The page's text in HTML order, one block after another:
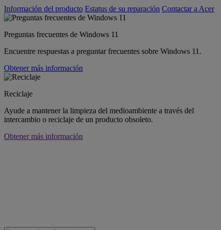
Información del producto Estatus de su reparación Contactar a Acer
Preguntas frecuentes de Windows 11
Encuentre respuestas a preguntar frecuentes sobre Windows 11.
Obtener más información
Reciclaje
Ayude a mantener la limpieza del medioambiente a través del
intercambio o reciclaje de un producto obsoleto.
Obtener más información